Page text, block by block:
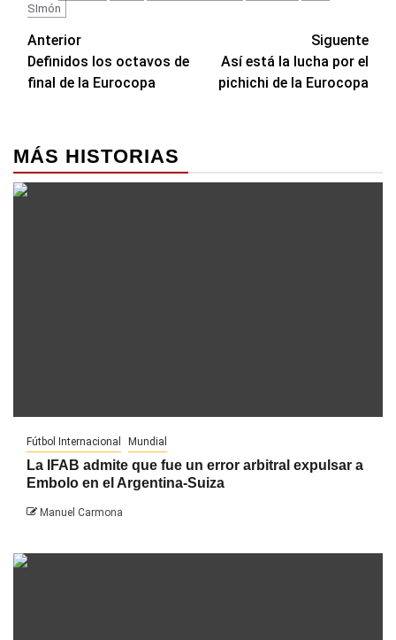
SImón
Navegación
de
Anterior
Definidos los octavos de
final de la Eurocopa
Siguente
Así está la lucha por el
pichichi de la Eurocopa
MÁS HISTORIAS
Fútbol Internacional Mundial
La IFAB admite que fue un error arbitral expulsar a
Embolo en el Argentina-Suiza
Manuel Carmona